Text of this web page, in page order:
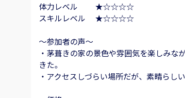
体力レベル ★☆☆☆☆
スキルレベル ★☆☆☆☆
～参加者の声～
・茅葺きの家の景色や雰囲気を楽しみ
きた。
・アクセスしづらい場所だが、素晴らし